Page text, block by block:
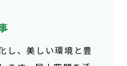
し、美しい環境と豊